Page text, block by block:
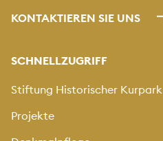
KONTAKTIEREN SIE UNS
SCHNELLZUGRIFF
Stiftung Historischer Kurpark
Projekte